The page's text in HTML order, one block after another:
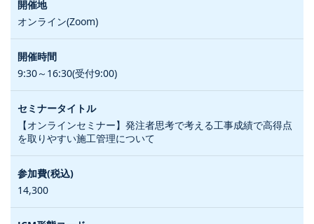
オンライン(Zoom)
9:30～16:30(受付9:00)
【オンラインセミナー】発注者思考で考える工事成績で高得点
を取りやすい施工管理について
14,300